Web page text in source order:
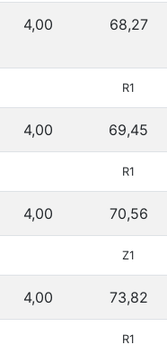
4,00 68,27
R1
4,00 69,45
R1
4,00 70,56
Z1
4,00 73,82
R1